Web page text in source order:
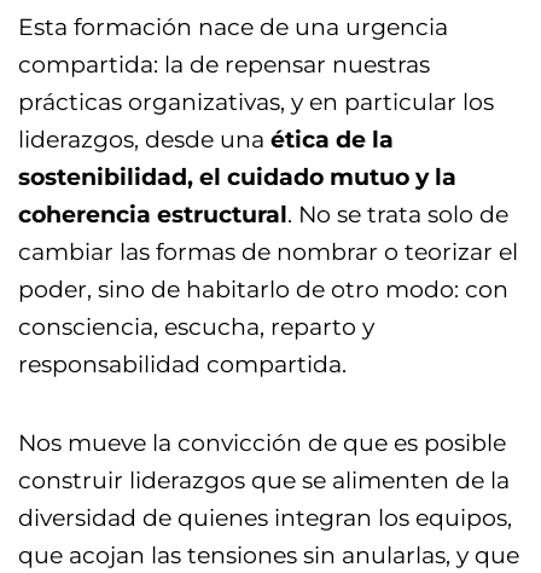
Esta formación nace de una urgencia
compartida: la de repensar nuestras
prácticas organizativas, y en particular los
liderazgos, desde una ética de la
sostenibilidad, el cuidado mutuo y la
coherencia estructural. No se trata solo de
cambiar las formas de nombrar o teorizar el
poder, sino de habitarlo de otro modo: con
consciencia, escucha, reparto y
responsabilidad compartida.
Nos mueve la convicción de que es posible
construir liderazgos que se alimenten de la
diversidad de quienes integran los equipos,
que acojan las tensiones sin anularlas, y que